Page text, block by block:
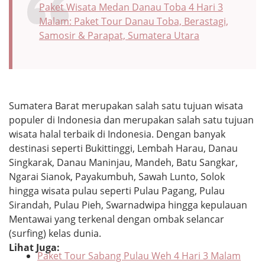
Paket Wisata Medan Danau Toba 4 Hari 3
Malam: Paket Tour Danau Toba, Berastagi,
Samosir & Parapat, Sumatera Utara
Sumatera Barat merupakan salah satu tujuan wisata
populer di Indonesia dan merupakan salah satu tujuan
wisata halal terbaik di Indonesia. Dengan banyak
destinasi seperti Bukittinggi, Lembah Harau, Danau
Singkarak, Danau Maninjau, Mandeh, Batu Sangkar,
Ngarai Sianok, Payakumbuh, Sawah Lunto, Solok
hingga wisata pulau seperti Pulau Pagang, Pulau
Sirandah, Pulau Pieh, Swarnadwipa hingga kepulauan
Mentawai yang terkenal dengan ombak selancar
(surfing) kelas dunia.
Lihat Juga:
Paket Tour Sabang Pulau Weh 4 Hari 3 Malam